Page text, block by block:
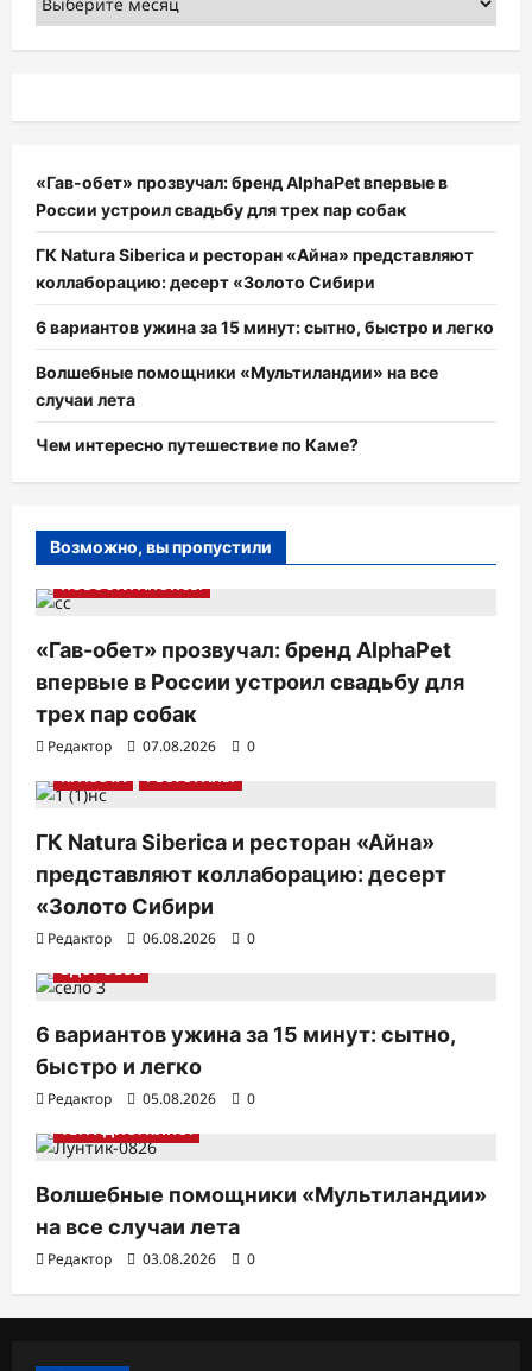
«Гав-обет» прозвучал: бренд AlphaPet впервые в
России устроил свадьбу для трех пар собак
ГК Natura Siberica и ресторан «Айна» представляют
коллаборацию: десерт «Золото Сибири
6 вариантов ужина за 15 минут: сытно, быстро и легко
Волшебные помощники «Мультиландии» на все
случаи лета
Чем интересно путешествие по Каме?
Возможно, вы пропустили
НОВОСТИ АНОНСЫ
«Гав-обет» прозвучал: бренд AlphaPet
впервые в России устроил свадьбу для
трех пар собак
Редактор 07.08.2026
0
КРАСОТА
РЕСТОРАНЫ
ГК Natura Siberica и ресторан «Айна»
представляют коллаборацию: десерт
«Золото Сибири
Редактор 06.08.2026
0
ЗДОРОВЬЕ
6 вариантов ужина за 15 минут: сытно,
быстро и легко
Редактор 05.08.2026
0
ТВ. РАДИО. КИНО.
Волшебные помощники «Мультиландии»
на все случаи лета
Редактор 03.08.2026 0